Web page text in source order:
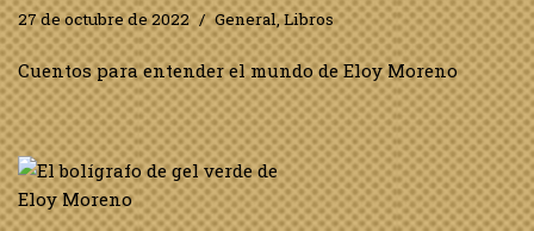
27 de octubre de 2022 General,Libros
Cuentos para entender el mundo de Eloy Moreno